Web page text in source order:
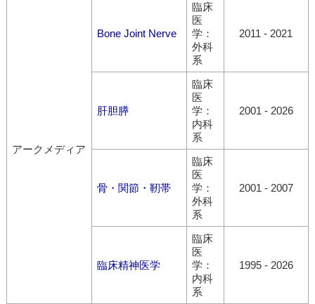
アークメディア
Bone Joint Nerve
臨床
医
学：
外科
系
2011 - 2021
肝胆膵
臨床
医
学：
内科
系
2001 - 2026
骨・関節・靭帯
臨床
医
学：
外科
系
2001 - 2007
臨床精神医学
臨床
医
学：
内科
系
1995- 2026